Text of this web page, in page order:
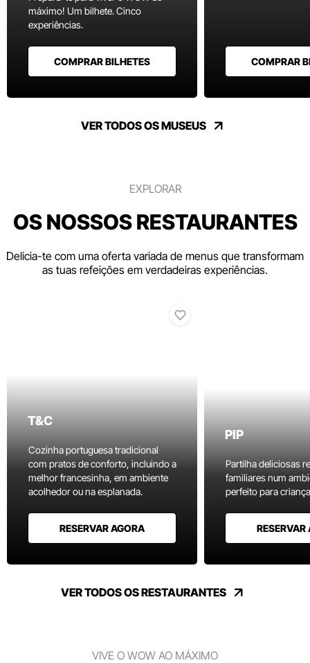
máximo! Um bilhete. Cinco
experiências.
COMPRAR BILHETES COMPRAR
VER TODOS OS MUSEUS
EXPLORAR
OS NOSSOS RESTAURANTES
Delicia-te com uma oferta variada de menus que transformam
as tuas refeições em verdadeiras experiências.
T&C
Cozinha portuguesa tradicional
com pratos de conforto, incluindo a
melhor francesinha, em ambiente
acolhedor ou na esplanada.
RESERVAR AGORA
PIP
Partilha deliciosas
familiares num
perfeito para
RESERVAR
VER TODOS OS RESTAURANTES
VIVE O WOW AO MÁXIMO